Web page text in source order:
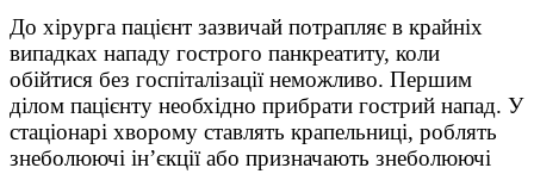
До хірурга пацієнт зазвичай потрапляє в крайніх
випадках нападу гострого панкреатиту, коли
обійтися без госпіталізації неможливо. Першим
ділом пацієнту необхідно прибрати гострий напад. У
стаціонарі хворому ставлять крапельниці, роблять
знеболюючі ін’єкції або призначають знеболюючі